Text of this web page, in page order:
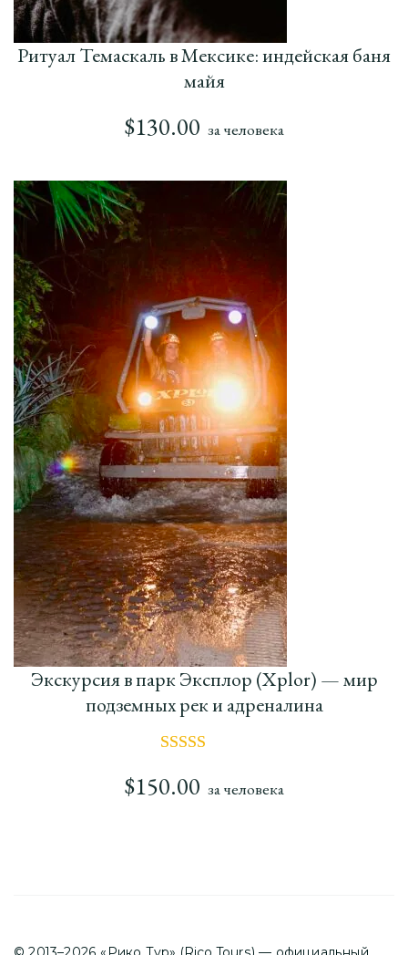
Ритуал Темаскаль в Мексике: индейская баня
майя
$130.00 за человека
Экскурсия в парк Эксплор (Xplor) — мир
подземных рек и адреналина
из 5
$150.00 за человека